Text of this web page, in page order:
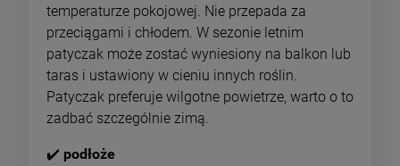
temperaturze pokojowej. Nie przepada za
przeciągami i chłodem. W sezonie letnim
patyczak może zostać wyniesiony na balkon lub
taras i ustawiony w cieniu innych roślin.
Patyczak preferuje wilgotne powietrze, warto o to
zadbać szczególnie zimą.
✔️ podłoże